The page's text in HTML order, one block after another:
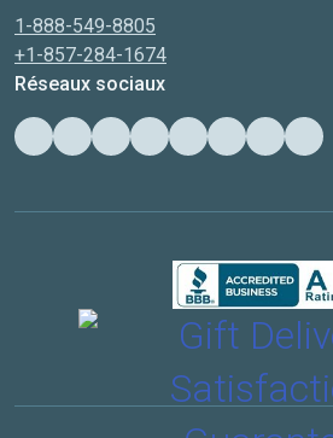
1-888-549-8805
+1-857-284-1674
Réseaux sociaux